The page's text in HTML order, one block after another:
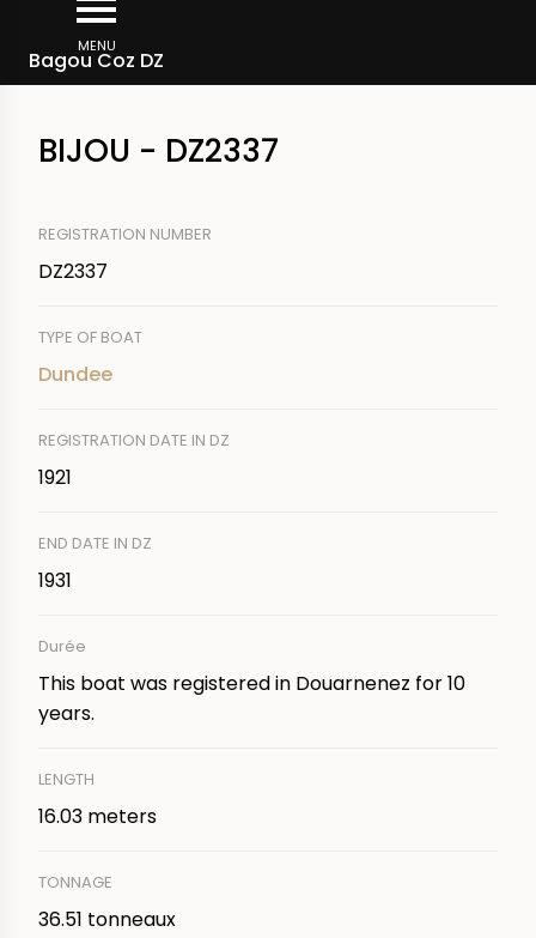
main
MENU
Bagou Coz DZ
Breadcrumb
BIJOU - DZ2337
REGISTRATION NUMBER
DZ2337
TYPE OF BOAT
Dundee
REGISTRATION DATE IN DZ
1921
END DATE IN DZ
1931
Durée
This boat was registered in Douarnenez for 10
years.
LENGTH
16.03 meters
TONNAGE
36.51 tonneaux